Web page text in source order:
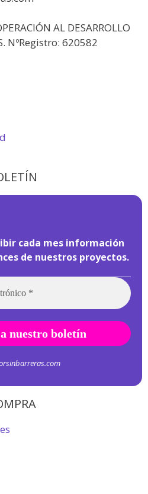
AL DESARROLLO
NºRegistro: 620582
cada mes información
de nuestros proyectos.